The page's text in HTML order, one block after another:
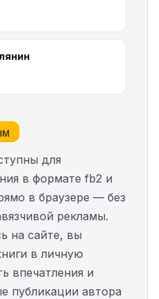
для
в формате fb2 и
в браузере — без
рекламы.
на сайте, вы
в личную
впечатления и
публикации автора